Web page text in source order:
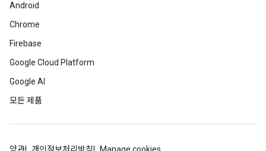
Android
Chrome
Firebase
Google Cloud Platform
Google AI
모든 제품